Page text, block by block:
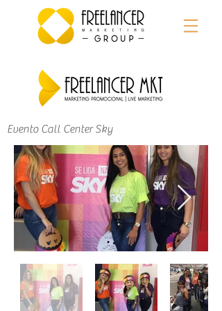
Evento Call Center Sky